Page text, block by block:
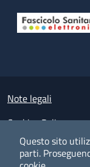
Questo sito
parti.
Small
Note legali
Cookies Policy
Policy privacy e